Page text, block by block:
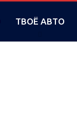
ТВОЁ АВТО